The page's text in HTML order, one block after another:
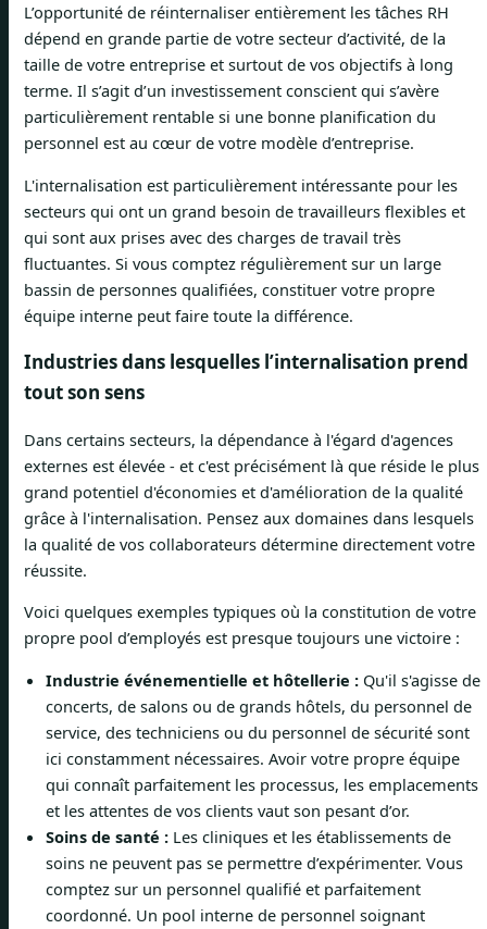
L’opportunité de réinternaliser entièrement les tâches RH
dépend en grande partie de votre secteur d’activité, de la
taille de votre entreprise et surtout de vos objectifs à long
terme. Il s’agit d’un investissement conscient qui s’avère
particulièrement rentable si une bonne planification du
personnel est au cœur de votre modèle d’entreprise.
L'internalisation est particulièrement intéressante pour les
secteurs qui ont un grand besoin de travailleurs flexibles et
qui sont aux prises avec des charges de travail très
fluctuantes. Si vous comptez régulièrement sur un large
bassin de personnes qualifiées, constituer votre propre
équipe interne peut faire toute la différence.
Industries dans lesquelles l’internalisation prend
tout son sens
Dans certains secteurs, la dépendance à l'égard d'agences
externes est élevée - et c'est précisément là que réside le plus
grand potentiel d'économies et d'amélioration de la qualité
grâce à l'internalisation. Pensez aux domaines dans lesquels
la qualité de vos collaborateurs détermine directement votre
réussite.
Voici quelques exemples typiques où la constitution de votre
propre pool d’employés est presque toujours une victoire :
Industrie événementielle et hôtellerie : Qu'il s'agisse de
concerts, de salons ou de grands hôtels, du personnel de
service, des techniciens ou du personnel de sécurité sont
ici constamment nécessaires. Avoir votre propre équipe
qui connaît parfaitement les processus, les emplacements
et les attentes de vos clients vaut son pesant d’or.
Soins de santé : Les cliniques et les établissements de
soins ne peuvent pas se permettre d’expérimenter. Vous
comptez sur un personnel qualifié et parfaitement
coordonné. Un pool interne de personnel soignant